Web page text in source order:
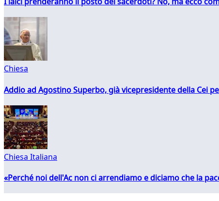
Chiesa
Addio ad Agostino Superbo, già vicepresidente della Cei
Chiesa Italiana
«Perché noi dell'Ac non ci arrendiamo e diciamo che la